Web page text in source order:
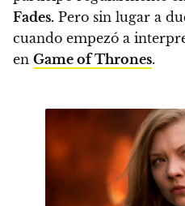
Fades. Pero sin lugar a
cuando empezó a
en Game of Thrones.